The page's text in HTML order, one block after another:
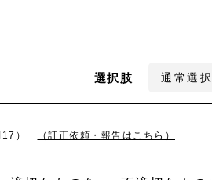
選択肢
） （訂正依頼・報告はこちら）